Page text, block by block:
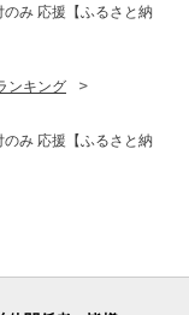
のみ 応援【ふるさと納
ンキング
のみ 応援【ふるさと納